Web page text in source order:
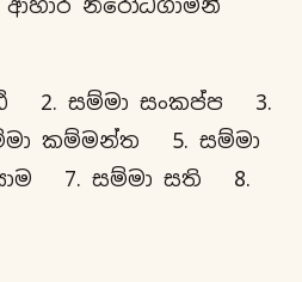
නිරෝධගාමිනී
2. සම්මා සංකප්ප 3.
කම්මන්ත 5. සම්මා
7. සම්මා සති 8.